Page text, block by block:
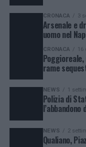
CRONACA 3
Arsenale e
uomo nel
CRONACA 16
rame
NEWS 1
Polizia di
NEWS 2
Qualiano,